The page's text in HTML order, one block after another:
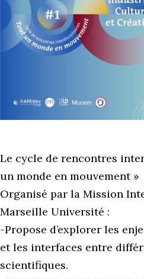
Le cycle de rencontres
un monde en mouvement »
Organisé par la Mission
Marseille Université :
-Propose d’explorer les
et les interfaces entre
scientifiques.